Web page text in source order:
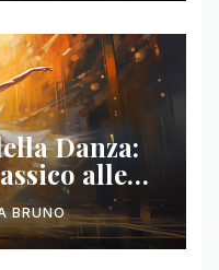
Danza:
alle
BRUNO